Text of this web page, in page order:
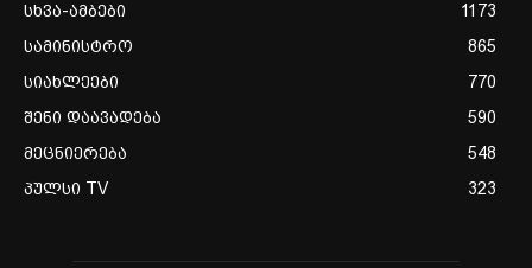
სხვა-ამბები
1173
სამინისტრო
865
სიახლეები
770
შენი დაავადება
590
მეცნიერება
548
პულსი TV
323